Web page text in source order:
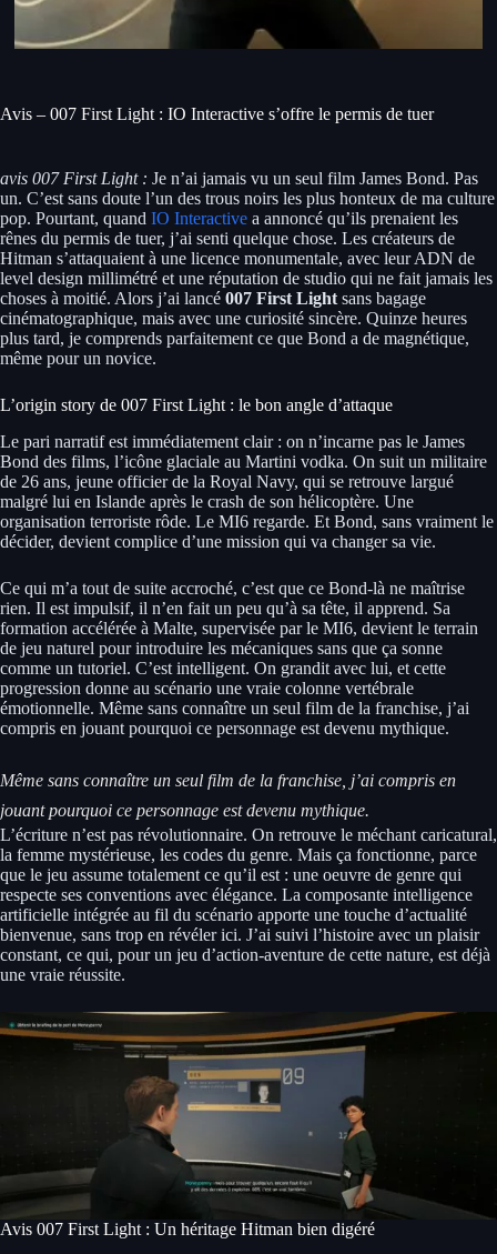
Avis – 007 First Light : IO Interactive s’offre le permis de tuer
avis 007 First Light : Je n’ai jamais vu un seul film James Bond. Pas
un. C’est sans doute l’un des trous noirs les plus honteux de ma culture
pop. Pourtant, quand IO Interactive a annoncé qu’ils prenaient les
rênes du permis de tuer, j’ai senti quelque chose. Les créateurs de
Hitman s’attaquaient à une licence monumentale, avec leur ADN de
level design millimétré et une réputation de studio qui ne fait jamais les
choses à moitié. Alors j’ai lancé 007 First Light sans bagage
cinématographique, mais avec une curiosité sincère. Quinze heures
plus tard, je comprends parfaitement ce que Bond a de magnétique,
même pour un novice.
L’origin story de 007 First Light : le bon angle d’attaque
Le pari narratif est immédiatement clair : on n’incarne pas le James
Bond des films, l’icône glaciale au Martini vodka. On suit un militaire
de 26 ans, jeune officier de la Royal Navy, qui se retrouve largué
malgré lui en Islande après le crash de son hélicoptère. Une
organisation terroriste rôde. Le MI6 regarde. Et Bond, sans vraiment le
décider, devient complice d’une mission qui va changer sa vie.
Ce qui m’a tout de suite accroché, c’est que ce Bond-là ne maîtrise
rien. Il est impulsif, il n’en fait un peu qu’à sa tête, il apprend. Sa
formation accélérée à Malte, supervisée par le MI6, devient le terrain
de jeu naturel pour introduire les mécaniques sans que ça sonne
comme un tutoriel. C’est intelligent. On grandit avec lui, et cette
progression donne au scénario une vraie colonne vertébrale
émotionnelle. Même sans connaître un seul film de la franchise, j’ai
compris en jouant pourquoi ce personnage est devenu mythique.
Même sans connaître un seul film de la franchise, j’ai compris en
jouant pourquoi ce personnage est devenu mythique.
L’écriture n’est pas révolutionnaire. On retrouve le méchant caricatural,
la femme mystérieuse, les codes du genre. Mais ça fonctionne, parce
que le jeu assume totalement ce qu’il est : une oeuvre de genre qui
respecte ses conventions avec élégance. La composante intelligence
artificielle intégrée au fil du scénario apporte une touche d’actualité
bienvenue, sans trop en révéler ici. J’ai suivi l’histoire avec un plaisir
constant, ce qui, pour un jeu d’action-aventure de cette nature, est déjà
une vraie réussite.
Avis 007 First Light : Un héritage Hitman bien digéré